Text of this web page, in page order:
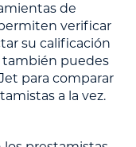
de
verificar
su calificación
también puedes
para comparar
a la vez.